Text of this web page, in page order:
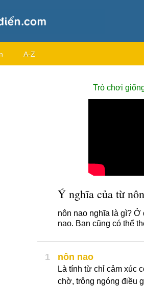
A-Z
Trò chơi
Ý nghĩa của từ
nôn nao nghĩa là gì? Ở
nao. Bạn cũng có thể
1 nôn nao
Là tính từ chỉ cảm xúc
chờ, trông ngóng điều